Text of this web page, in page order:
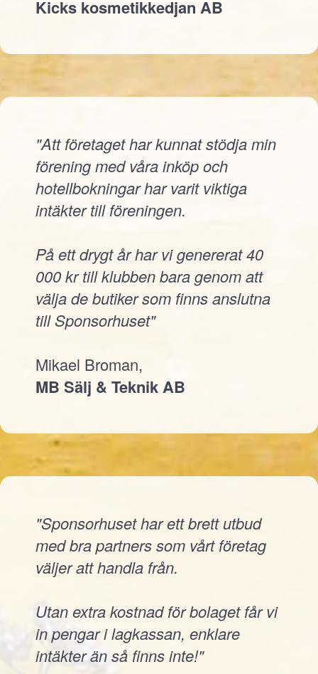
Kicks kosmetikkedjan AB
"Att företaget har kunnat stödja min
förening med våra inköp och
hotellbokningar har varit viktiga
intäkter till föreningen.
På ett drygt år har vi genererat 40
000 kr till klubben bara genom att
välja de butiker som finns anslutna
till Sponsorhuset"
Mikael Broman,
MB Sälj & Teknik AB
"Sponsorhuset har ett brett utbud
med bra partners som vårt företag
väljer att handla från.
Utan extra kostnad för bolaget får vi
in pengar i lagkassan, enklare
intäkter än så finns inte!"